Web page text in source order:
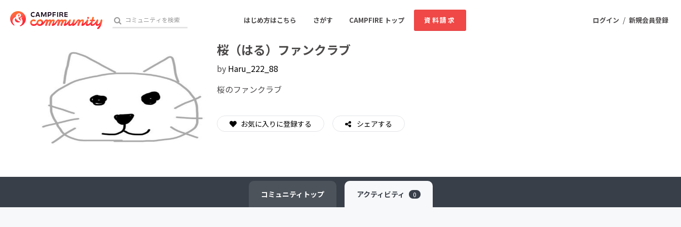
ログイン / 新規会員登録
はじめ方はこちら さがす CAMPFIRE トップ 資料請求
おすすめのコミュニティ
アート・写真 音楽 舞台・パフォーマンス
テクノロジー・ガジェット
ビューティー・ヘルスケア
チャレンジ
桜（はる）ファンクラブ
by Haru_222_88
桜のファンクラブ
お気に入りに登録する シェアする
コミュニティ トップ アクティビティ 0